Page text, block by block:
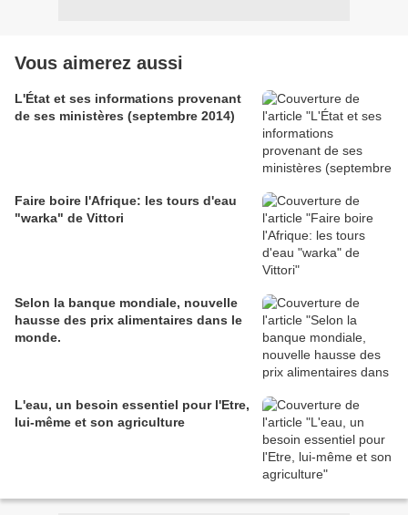
Vous aimerez aussi
L'État et ses informations provenant
de ses ministères (septembre 2014)
Faire boire l'Afrique: les tours d'eau
"warka" de Vittori
Selon la banque mondiale, nouvelle
hausse des prix alimentaires dans le
monde.
L'eau, un besoin essentiel pour l'Etre,
lui-même et son agriculture